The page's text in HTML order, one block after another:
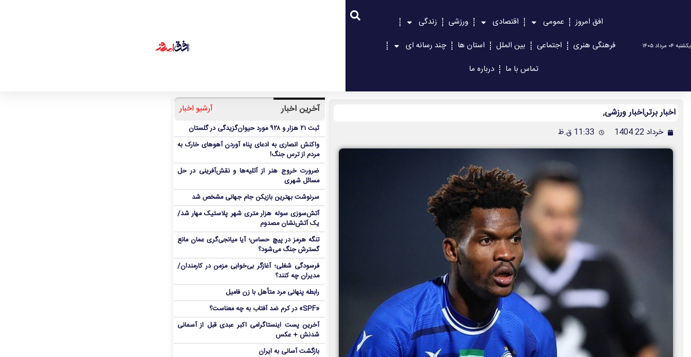
یکشنبه ۰۴ مرداد ۱۴۰۵
افق امروز عمومی اقتصادی ورزشی
زندگی
فرهنگی هنری
اجتماعی بین الملل استان ها
چند رسانه ای
تماس با ما
درباره ما
اخبار برتر,اخبار ورزشی,
خرداد 22 1404 11:33 ق.ظ
آخرین اخبار آرشیو اخبار
ثبت ۲۱ هزار و ۹۲۸ مورد حیوان‌گزیدگی در گلستان
واکنش انصاری به ادعای پناه آوردن آهوهای خارک به
مردم از ترس جنگ!
ضرورت خروج هنر از آتلیه‌ها و نقش‌آفرینی در حل
مسائل شهری
سرنوشت بهترین بازیکن جام جهانی مشخص شد
آتش‌سوزی سوله هزار متری شهر پلاستیک مهار شد/
یک آتش‌نشان مصدوم
تنگه هرمز در پیچ حساس؛ آیا میانجی‌گری عمان مانع
گسترش جنگ می‌شود؟
فرسودگی شغلی؛ آغازگر بی‌خوابی مزمن در کارمندان/
مدیران چه کنند؟
رابطه پنهانی مرد متأهل با زن فامیل
«SPF» در کرم ضد آفتاب به چه معناست؟
آخرین پست اینستاگرامی اکبر عبدی قبل از آسمانی
شدنش + عکس
بازگشت آسانی به ایران